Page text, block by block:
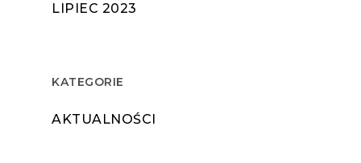
LIPIEC 2023
KATEGORIE
AKTUALNOŚCI